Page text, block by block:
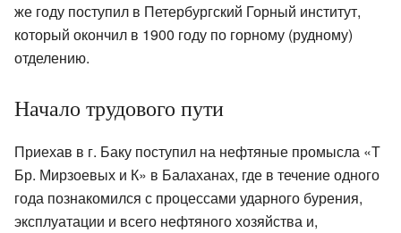
же году поступил в Петербургский Горный институт,
который окончил в 1900 году по горному (рудному)
отделению.
Начало трудового пути
Приехав в г. Баку поступил на нефтяные промысла «Т
Бр. Мирзоевых и К» в Балаханах, где в течение одного
года познакомился с процессами ударного бурения,
эксплуатации и всего нефтяного хозяйства и,